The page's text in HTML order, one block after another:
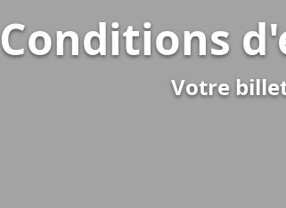
Conditions
Votre